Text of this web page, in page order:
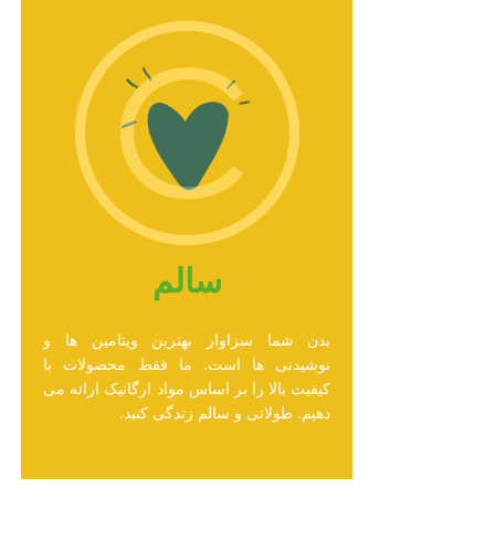
سالم
بدن شما سزاوار بهترین ویتامین ها و
نوشیدنی ها است. ما فقط محصولات با
کیفیت بالا را بر اساس مواد ارگانیک ارائه می
دهیم. طولانی و سالم زندگی کنید.